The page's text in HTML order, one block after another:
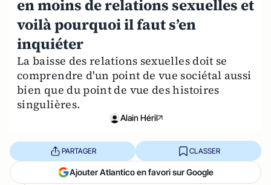
en moins de relations sexuelles et
voilà pourquoi il faut s’en
inquiéter
La baisse des relations sexuelles doit se
comprendre d'un point de vue sociétal aussi
bien que du point de vue des histoires
singulières.
Alain Héril
PARTAGER CLASSER
Ajouter Atlantico en favori sur Google